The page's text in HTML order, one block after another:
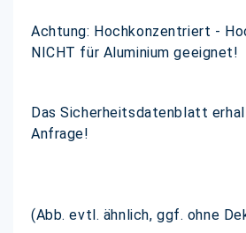
Achtung: Hochkonzentriert -
NICHT für Aluminium geeignet!
Das Sicherheitsdatenblatt
Anfrage!
(Abb. evtl. ähnlich, ggf. ohne